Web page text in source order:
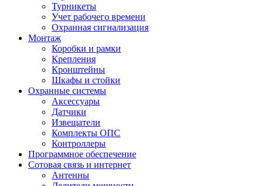
Турникеты
Учет рабочего времени
Охранная сигнализация
Монтаж
Коробки и рамки
Крепления
Кронштейны
Шкафы и стойки
Охранные системы
Аксессуары
Датчики
Извещатели
Комплекты ОПС
Контроллеры
Программное обеспечение
Сотовая связь и интернет
Антенны